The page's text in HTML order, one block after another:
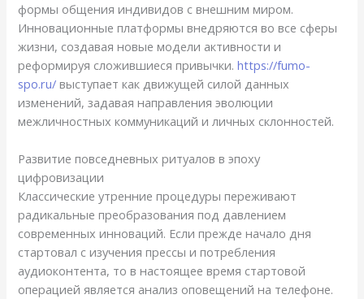
формы общения индивидов с внешним миром.
Инновационные платформы внедряются во все сферы
жизни, создавая новые модели активности и
реформируя сложившиеся привычки.https://fumo-
spo.ru/ выступает как движущей силой данных
изменений, задавая направления эволюции
межличностных коммуникаций и личных склонностей.
Развитие повседневных ритуалов в эпоху
цифровизации
Классические утренние процедуры переживают
радикальные преобразования под давлением
современных инноваций. Если прежде начало дня
стартовал с изучения прессы и потребления
аудиоконтента, то в настоящее время стартовой
операцией является анализ оповещений на телефоне.